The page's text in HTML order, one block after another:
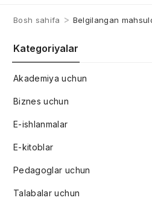
Bosh sahifa > Belgilangan
Kategoriyalar
Akademiya uchun
Biznes uchun
E-ishlanmalar
E-kitoblar
Pedagoglar uchun
Talabalar uchun